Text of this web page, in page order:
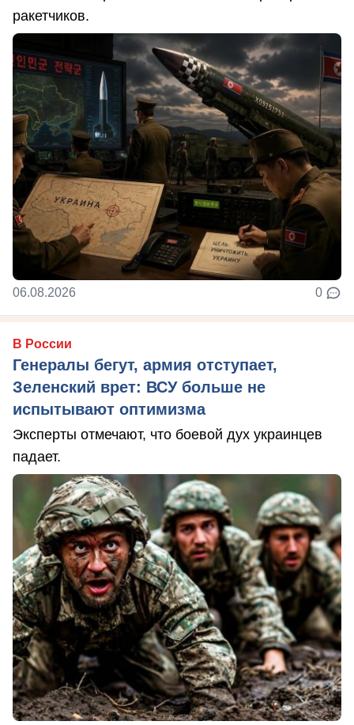
ракетчиков.
06.08.2026 0
В России
Генералы бегут, армия отступает,
Зеленский врет: ВСУ больше не
испытывают оптимизма
Эксперты отмечают, что боевой дух украинцев
падает.